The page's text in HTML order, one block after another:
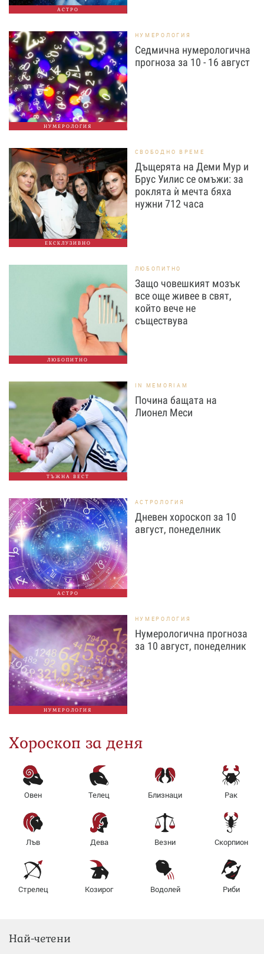
АСТРО
НУМЕРОЛОГИЯ
НУМЕРОЛОГИЯ
Седмична нумерологична
прогноза за 10 - 16 август
ЕКСКЛУЗИВНО
СВОБОДНО ВРЕМЕ
Дъщерята на Деми Мур и
Брус Уилис се омъжи: за
роклята ѝ мечта бяха
нужни 712 часа
ЛЮБОПИТНО
ЛЮБОПИТНО
Защо човешкият мозък
все още живее в свят,
който вече не
съществува
ТЪЖНА ВЕСТ
IN MEMORIAM
Почина бащата на
Лионел Меси
АСТРО
АСТРОЛОГИЯ
Дневен хороскоп за 10
август, понеделник
НУМЕРОЛОГИЯ
НУМЕРОЛОГИЯ
Нумерологична прогноза
за 10 август, понеделник
Хороскоп за деня
Овен Телец Близнаци Рак
Лъв Дева Везни Скорпион
Стрелец Козирог Водолей Риби
Най-четени